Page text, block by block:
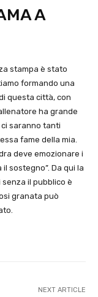
A
stampa è stato
formando una
questa città, con
ha grande
saranno tanti
fame della mia.
deve emozionare i
sostegno”. Da qui la
senza il pubblico è
granata può
NEXT ARTICLE